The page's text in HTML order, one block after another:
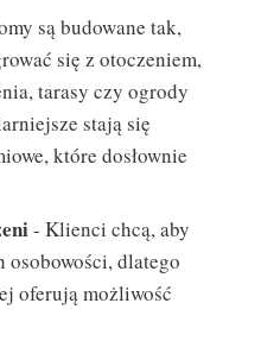
są budowane tak,
się z otoczeniem,
tarasy czy ogrody
stają się
które dosłownie
- Klienci chcą, aby
osobowości, dlatego
oferują możliwość